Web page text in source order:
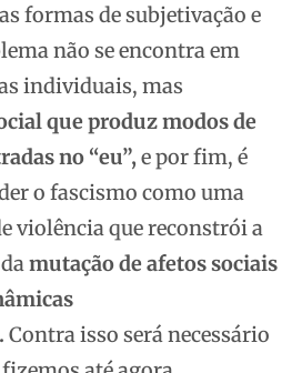
formas de subjetivação e
não se encontra em
individuais, mas
que produz modos de
no “eu”, e por fim, é
o fascismo como uma
violência que reconstrói a
mutação de afetos sociais
Contra isso será necessário